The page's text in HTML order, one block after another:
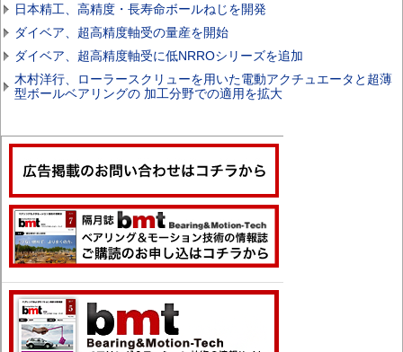
日本精工、高精度・長寿命ボールねじを開発
ダイベア、超高精度軸受の量産を開始
ダイベア、超高精度軸受に低NRROシリーズを追加
木村洋行、ローラースクリューを用いた電動アクチュエータと超薄
型ボールベアリングの 加工分野での適用を拡大